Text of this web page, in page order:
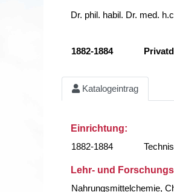
Dr. phil. habil. Dr. med.
1882-1884
Katalogeintrag
Einrichtung:
1882-1884
Lehr- und
Nahrungsmittelchemie,